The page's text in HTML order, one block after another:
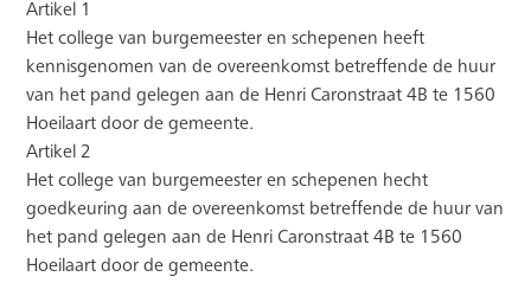
Artikel 1
Het college van burgemeester en schepenen heeft
kennisgenomen van de overeenkomst betreffende de huur
van het pand gelegen aan de Henri Caronstraat 4B te 1560
Hoeilaart door de gemeente.
Artikel 2
Het college van burgemeester en schepenen hecht
goedkeuring aan de overeenkomst betreffende de huur van
het pand gelegen aan de Henri Caronstraat 4B te 1560
Hoeilaart door de gemeente.